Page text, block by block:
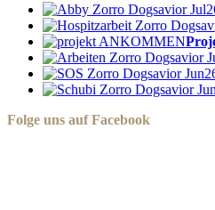
Folge uns auf Facebook